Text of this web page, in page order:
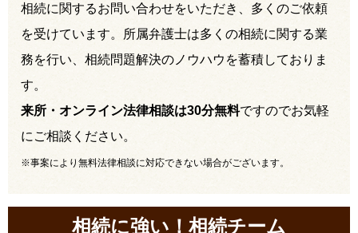
相続に関するお問い合わせをいただき、多くのご依頼
を受けています。所属弁護士は多くの相続に関する業
務を行い、相続問題解決のノウハウを蓄積しておりま
す。
来所・オンライン法律相談は30分無料ですのでお気軽
にご相談ください。
※事案により無料法律相談に対応できない場合がございます。
相続に強い！相続チーム